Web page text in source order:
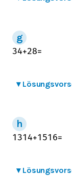
34+28=
▾
1314+1516=
▾